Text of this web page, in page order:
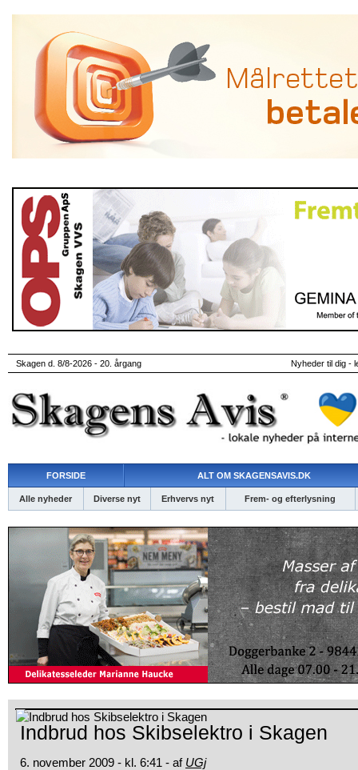
Skagen d. 8/8-2026 - 20. årgang Nyheder til dig -
FORSIDE ALT OM SKAGENSAVIS.DK
Alle nyheder Diverse nyt Erhvervs nyt Frem- og efterlysning
Indbrud hos Skibselektro i Skagen
6. november 2009 - kl. 6:41 - af UGj